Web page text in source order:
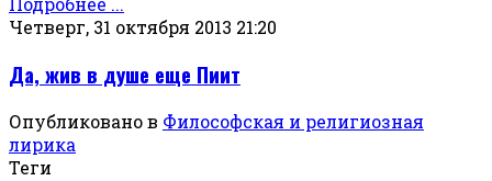
Четверг, 31 октября 2013 21:20
Да, жив в душе еще Пиит
Опубликовано в Философская и религиозная
лирика
Теги